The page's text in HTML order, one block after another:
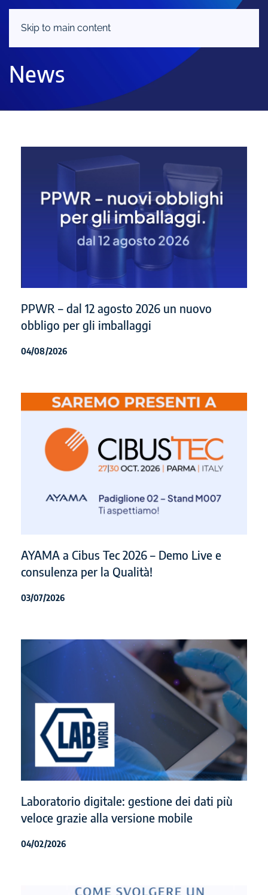
Skip to main content
News
PPWR – dal 12 agosto 2026 un nuovo
obbligo per gli imballaggi
04/08/2026
AYAMA a Cibus Tec 2026 – Demo Live e
consulenza per la Qualità!
03/07/2026
Laboratorio digitale: gestione dei dati più
veloce grazie alla versione mobile
04/02/2026